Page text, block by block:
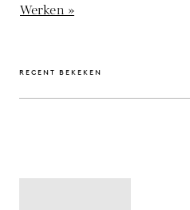
Werken »
RECENT BEKEKEN